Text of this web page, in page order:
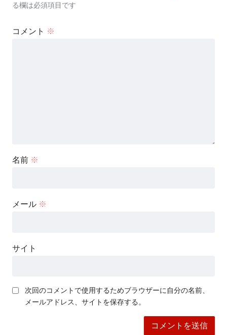
る欄は必須項目です
コメント ※
名前 ※
メール ※
サイト
次回のコメントで使用するためブラウザーに自分の名前、
メールアドレス、サイトを保存する。